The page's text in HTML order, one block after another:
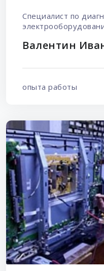
Специалист по
Валентин
опыта работы